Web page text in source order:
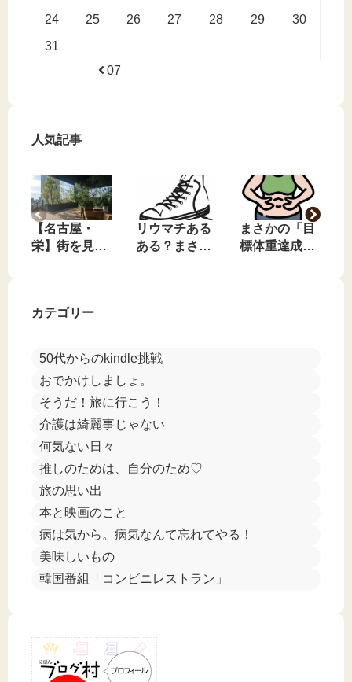
24
25 26 27 28 29
30
31
07
人気記事
【名古屋・
栄】街を見下
ト
リウマチある
ある？まさか
まさかの「目
標体重達成」
カテゴリー
50代からのkindle挑戦
おでかけしましょ。
そうだ！旅に行こう！
介護は綺麗事じゃない
何気ない日々
推しのためは、自分のため♡
旅の思い出
本と映画のこと
病は気から。病気なんて忘れてやる！
美味しいもの
韓国番組「コンビニレストラン」